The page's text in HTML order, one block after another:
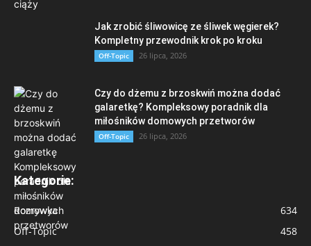
Jak zrobić śliwowicę ze śliwek węgierek?
Kompletny przewodnik krok po kroku
Off-Topic 26 lipca, 2026
Czy do dżemu z brzoskwiń można dodać
galaretkę? Kompleksowy poradnik dla
miłośników domowych przetworów
Off-Topic 26 lipca, 2026
Kategorie:
Rozrywka
634
Off-Topic
458